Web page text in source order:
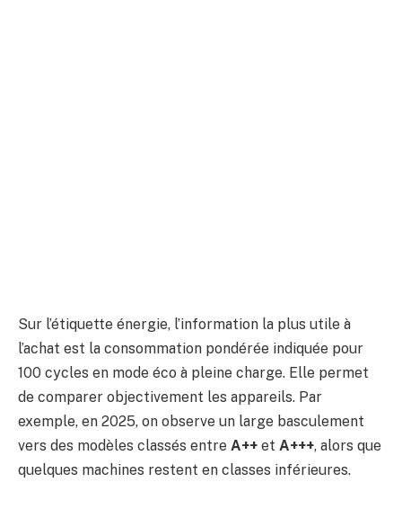
Sur l’étiquette énergie, l’information la plus utile à
l’achat est la consommation pondérée indiquée pour
100 cycles en mode éco à pleine charge. Elle permet
de comparer objectivement les appareils. Par
exemple, en 2025, on observe un large basculement
vers des modèles classés entre A++ et A+++, alors que
quelques machines restent en classes inférieures.